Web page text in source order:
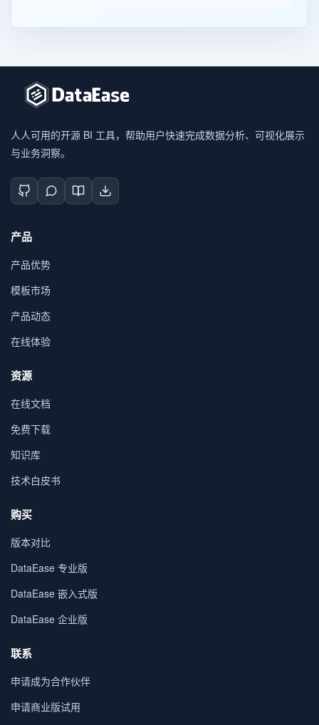
人人可用的开源 BI 工具，帮助用户快速完成数据分析、可视化展示
与业务洞察。
产品
产品优势
模板市场
产品动态
在线体验
资源
在线文档
免费下载
知识库
技术白皮书
购买
版本对比
DataEase 专业版
DataEase 嵌入式版
DataEase 企业版
联系
申请成为合作伙伴
申请商业版试用